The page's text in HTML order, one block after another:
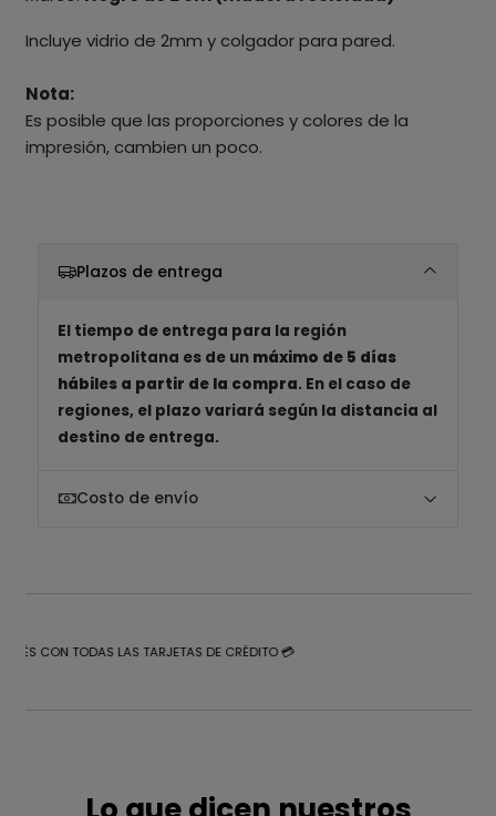
Incluye vidrio de 2mm y colgador para pared.
Nota:
Es posible que las proporciones y colores de la
impresión, cambien un poco.
Plazos de entrega
El tiempo de entrega para la región
metropolitana es de un máximo de 5 días
hábiles a partir de la compra. En el caso de
regiones, el plazo variará según la distancia al
destino de entrega.
Costo de envío
CON TODAS LAS TARJETAS DE CRÉDITO 💳